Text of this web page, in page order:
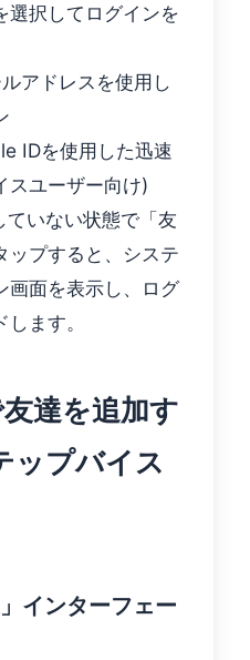
選択してログインを
ルアドレスを使用し
IDを使用した迅速
スユーザー向け)
ていない状態で「友
ップすると、システ
画面を表示し、ログ
ます。
達を追加す
ップバイス
インターフェー